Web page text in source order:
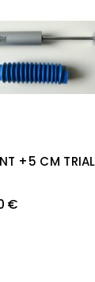
+5 CM
€